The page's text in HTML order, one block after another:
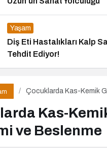
Yaşam
Diş Eti Hastalıkları Kalp
Tehdit Ediyor!
Çocuklarda Kas-Kemik
Kas-
ve Beslenme